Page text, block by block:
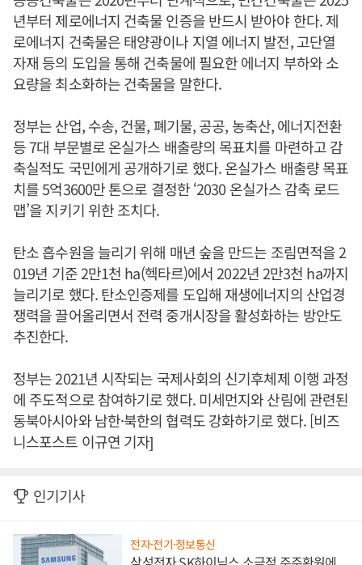
년부터 제로에너지 건축물 인증을 반드시 받아야 한다. 제
로에너지 건축물은 태양광이나 지열 에너지 발전, 고단열
자재 등의 도입을 통해 건축물에 필요한 에너지 부하와 소
요량을 최소화하는 건축물을 말한다.
정부는 산업, 수송, 건물, 폐기물, 공공, 농축산, 에너지전환
등 7대 부문별로 온실가스 배출량의 목표치를 마련하고 감
축실적도 국민에게 공개하기로 했다. 온실가스 배출량 목표
치를 5억3600만 톤으로 결정한 ‘2030 온실가스 감축 로드
맵’을 지키기 위한 조치다.
탄소 흡수원을 늘리기 위해 매년 숲을 만드는 조림면적을 2
019년 기준 2만1천 ha(헥타르)에서 2022년 2만3천 ha까지
늘리기로 했다. 탄소인증제를 도입해 재생에너지의 산업경
쟁력을 끌어올리면서 전력 중개시장을 활성화하는 방안도
추진한다.
정부는 2021년 시작되는 국제사회의 신기후체제 이행 과정
에 주도적으로 참여하기로 했다. 미세먼지와 산림에 관련된
동북아시아와 남한·북한의 협력도 강화하기로 했다. [비즈
니스포스트 이규연 기자]
인기기사
전자·전기·정보통신